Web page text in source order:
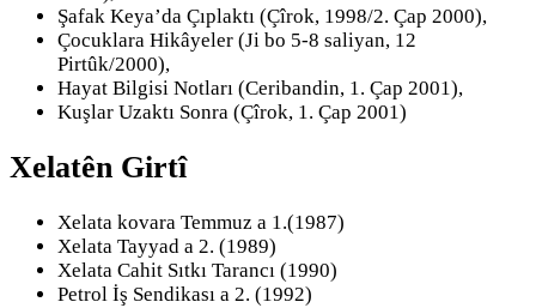
Şafak Keya’da Çıplaktı (Çîrok, 1998/2. Çap 2000),
Çocuklara Hikâyeler (Ji bo 5-8 saliyan, 12
Pirtûk/2000),
Hayat Bilgisi Notları (Ceribandin, 1. Çap 2001),
Kuşlar Uzaktı Sonra (Çîrok, 1. Çap 2001)
Xelatên Girtî
Xelata kovara Temmuz a 1.(1987)
Xelata Tayyad a 2. (1989)
Xelata Cahit Sıtkı Tarancı (1990)
Petrol İş Sendikası a 2. (1992)